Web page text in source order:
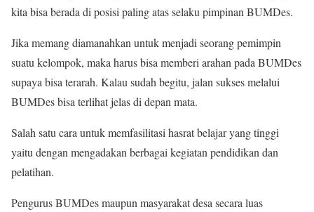
kita bisa berada di posisi paling atas selaku pimpinan BUMDes.
Jika memang diamanahkan untuk menjadi seorang pemimpin
suatu kelompok, maka harus bisa memberi arahan pada BUMDes
supaya bisa terarah. Kalau sudah begitu, jalan sukses melalui
BUMDes bisa terlihat jelas di depan mata.
Salah satu cara untuk memfasilitasi hasrat belajar yang tinggi
yaitu dengan mengadakan berbagai kegiatan pendidikan dan
pelatihan.
Pengurus BUMDes maupun masyarakat desa secara luas